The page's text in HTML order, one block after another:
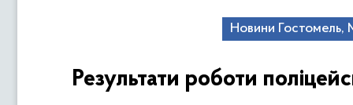
Дорожня карта ветерана Центр
Безбар'єрність Новини соціальної та
Новини Гостомель,
Результати роботи